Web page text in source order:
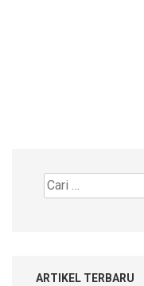
Cari
untuk:
ARTIKEL TERBARU